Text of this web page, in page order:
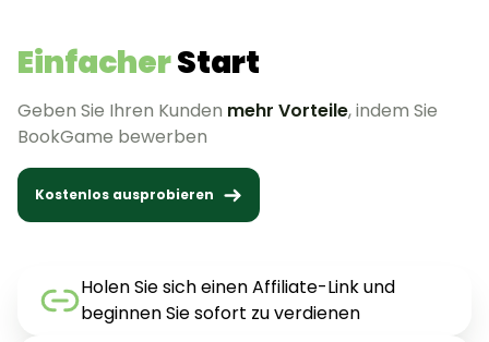
EinfacherStart
Geben Sie Ihren Kunden mehr Vorteile, indem Sie
BookGame bewerben
Kostenlos ausprobieren
Holen Sie sich einen Affiliate-Link und
beginnen Sie sofort zu verdienen